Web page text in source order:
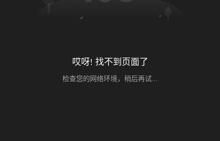
哎呀! 找不到页面了
检查您的网络环境，稍后再试...